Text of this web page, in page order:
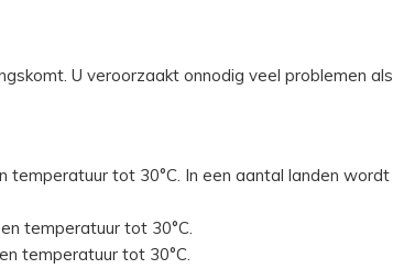
U veroorzaakt onnodig veel problemen als
tot 30°C. In een aantal landen wordt
temperatuur tot 30°C.
temperatuur tot 30°C.